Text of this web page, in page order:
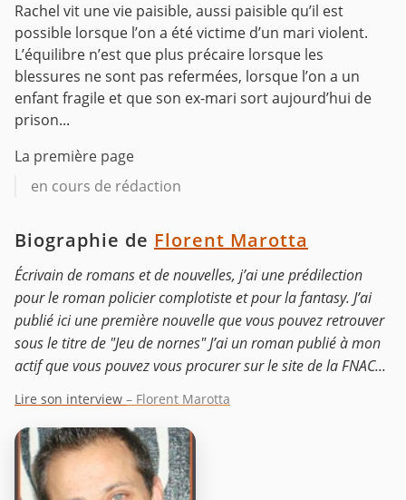
Rachel vit une vie paisible, aussi paisible qu’il est
possible lorsque l’on a été victime d’un mari violent.
L’équilibre n’est que plus précaire lorsque les
blessures ne sont pas refermées, lorsque l’on a un
enfant fragile et que son ex-mari sort aujourd’hui de
prison...
La première page
en cours de rédaction
Biographie de Florent Marotta
Écrivain de romans et de nouvelles, j’ai une prédilection
pour le roman policier complotiste et pour la fantasy. J’ai
publié ici une première nouvelle que vous pouvez retrouver
sous le titre de "Jeu de nornes" J’ai un roman publié à mon
actif que vous pouvez vous procurer sur le site de la FNAC...
Lire son interview – Florent Marotta